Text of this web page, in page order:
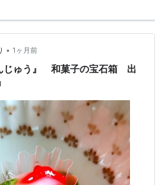
• 1ヶ月前
じゅう』 和菓子の宝石箱 出